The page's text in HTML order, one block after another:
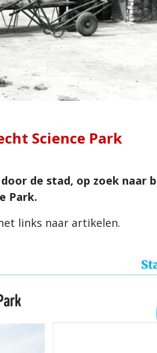
Science Park
de stad, op zoek naar
Park.
links naar artikelen.